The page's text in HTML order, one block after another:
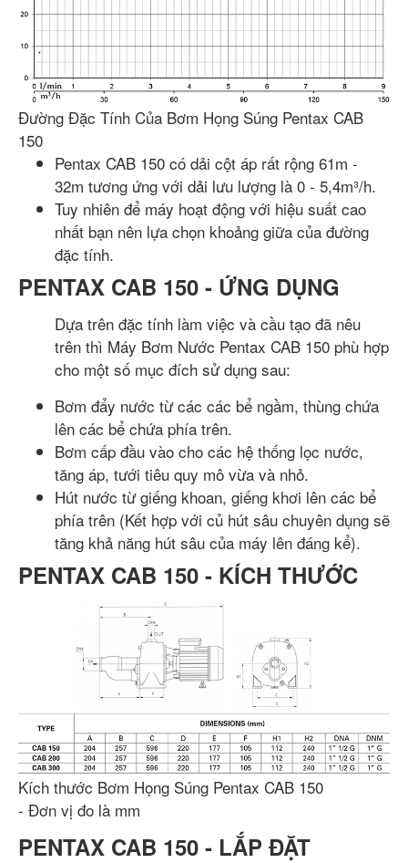
Đường Đặc Tính Của Bơm Họng Súng Pentax CAB
150
Pentax CAB 150 có dải cột áp rất rộng 61m -
32m tương ứng với dải lưu lượng là 0 - 5,4m³/h.
Tuy nhiên để máy hoạt động với hiệu suất cao
nhất bạn nên lựa chọn khoảng giữa của đường
đặc tính.
PENTAX CAB 150 - ỨNG DỤNG
Dựa trên đặc tính làm việc và cầu tạo đã nêu
trên thì Máy Bơm Nước Pentax CAB 150 phù hợp
cho một số mục đích sử dụng sau:
Bơm đẩy nước từ các các bể ngầm, thùng chứa
lên các bể chứa phía trên.
Bơm cấp đầu vào cho các hệ thống lọc nước,
tăng áp, tưới tiêu quy mô vừa và nhỏ.
Hút nước từ giếng khoan, giếng khơi lên các bể
phía trên (Kết hợp với củ hút sâu chuyên dụng sẽ
tăng khả năng hút sâu của máy lên đáng kể).
PENTAX CAB 150 - KÍCH THƯỚC
Kích thước Bơm Họng Súng Pentax CAB 150
- Đơn vị đo là mm
PENTAX CAB 150 - LẮP ĐẶT